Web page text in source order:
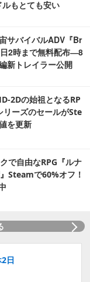
もとても安い
サバイバルADV『Br
2時まで無料配布―8
新トレイラー公開
2Dの始祖となるRP
リーズのセールがSte
を更新
で自由なRPG『ルナ
Steamで60%オフ！
日